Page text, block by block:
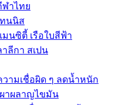
ฬาไทย
ทนนิส
มนซิตี้ เรือใบสีฟ้า
าลีกา สเปน
วามเชื่อผิด ๆ ลดน้ำหนัก
ผาผลาญไขมัน